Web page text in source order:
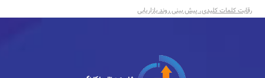
رقابت کلمات کلیدی، پیش بینی روند بازاریابی